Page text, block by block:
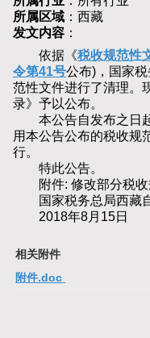
所属区域 ：西藏
发文内容 ：
依据《税收规范性
令第41号公布)，国家
范性文件进行了清理。
录》予以公布。
本公告自发布之日起
用本公告公布的税收规
行。
特此公告。
附件: 修改部分税收
国家税务总局西藏
2018年8月15日
相关附件
附件.doc